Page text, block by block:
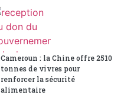
Cameroun : la Chine offre 2510
tonnes de vivres pour
renforcer la sécurité
alimentaire